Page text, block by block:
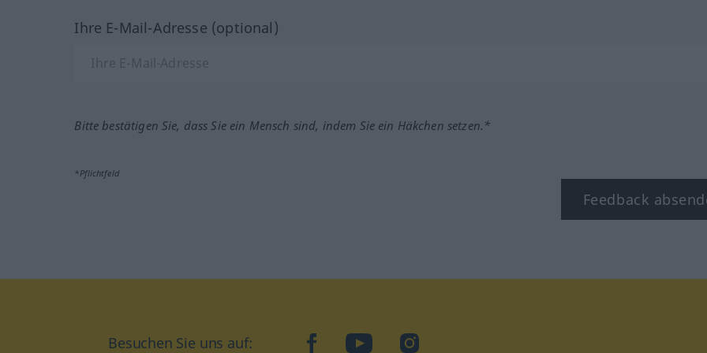
Ihre E-Mail-Adresse (optional)
Bitte bestätigen Sie, dass Sie ein Mensch sind, indem Sie ein Häkchen setzen.*
*Pflichtfeld
Feedback
Besuchen Sie uns auf: facebookYouTubeInstagram